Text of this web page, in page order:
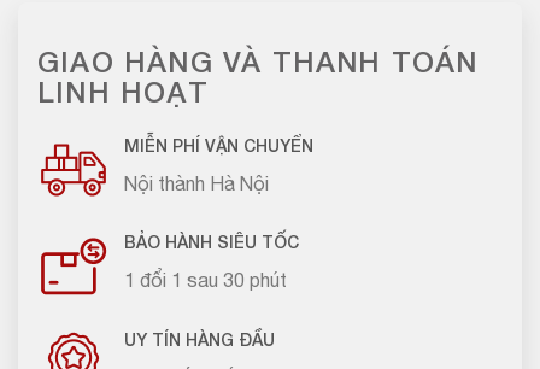
GIAO HÀNG VÀ THANH TOÁN
LINH HOẠT
MIỄN PHÍ VẬN CHUYỂN
Nội thành Hà Nội
BẢO HÀNH SIÊU TỐC
1 đổi 1 sau 30 phút
UY TÍN HÀNG ĐẦU